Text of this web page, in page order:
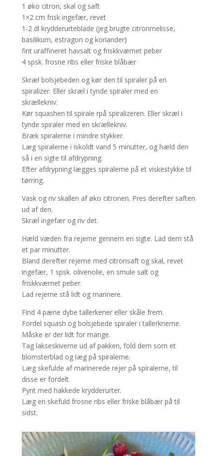
1 øko citron, skal og saft
1×2 cm frisk ingefær, revet
1-2 dl krydderurteblade (jeg brugte citronmelisse,
basilikum, estragon og koriander)
fint uraffineret havsalt og friskkværnet peber
4 spsk. frosne ribs eller friske blåbær
Skræl bolsjebeden og kør den til spiraler på en
spiralizer. Eller skræl i tynde spiraler med en
skrællekniv.
Kør squashen til spirale rpå spiralizeren. Eller skræl i
tynde spiraler med en skrællekniv.
Bræk spiralerne i mindre stykker.
Læg spiralerne i iskoldt vand 5 minutter, og hæld den
så i en sigte til afdrypning.
Efter afdrypning lægges spiralerne på et viskestykke til
tørring.
Vask og riv skallen af øko citronen. Pres derefter saften
ud af den.
Skræl ingefær og riv det.
Hæld væden fra rejerne gennem en sigte. Lad dem stå
et par minutter.
Bland derefter rejerne med citronsaft og skal, revet
ingefær, 1 spsk. olivenolie, en smule salt og
friskkværnet peber.
Lad rejerne stå lidt og marinere.
Find 4 pæne dybe tallerkener eller skåle frem.
Fordel squash og bolsjebede spiraler i tallerknerne.
Måske er der lidt for mange.
Tag lakseskiverne ud af pakken, fold dem som et
blomsterblad og læg på spiralerne.
Læg skefulde af marinerede rejer på spiralerne, til
disse er fordelt.
Pynt med hakkede krydderurter.
Læg en skefuld frosne ribs eller friske blåbær på til
sidst.